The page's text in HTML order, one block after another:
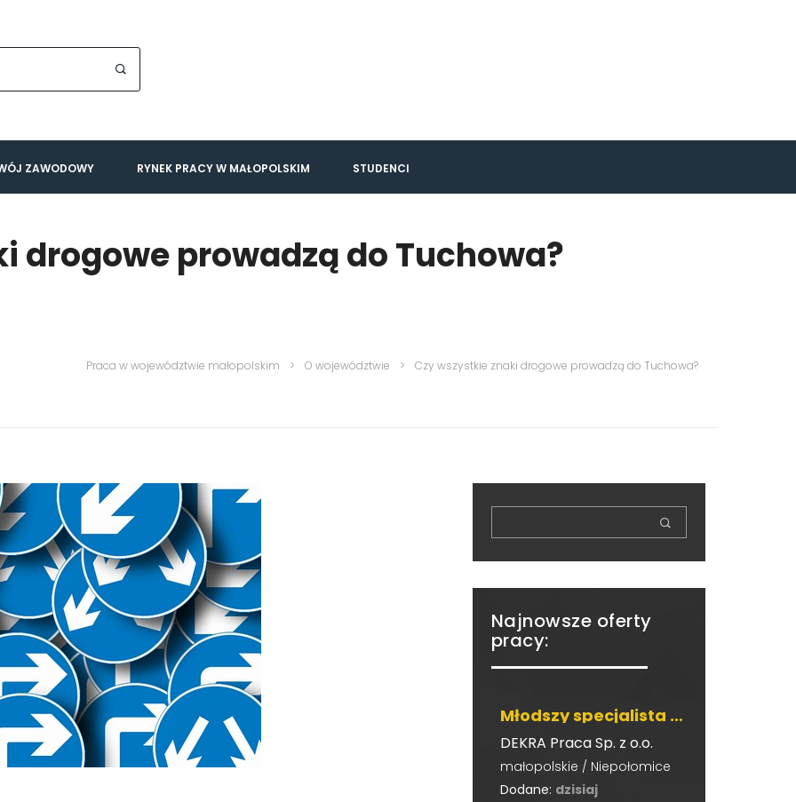
ZAWODOWY RYNEK PRACY W MAŁOPOLSKIM STUDENCI
drogowe prowadzą do Tuchowa?
Praca w województwie małopolskim > O województwie > Czy wszystkie znaki drogowe prowadzą do Tuchowa?
Najnowsze oferty
pracy:
Młodszy specjalista ds. Marketingu i Wsparcia Projektów
DEKRA Praca Sp. z o.o.
małopolskie / Niepołomice
Dodane: dzisiaj